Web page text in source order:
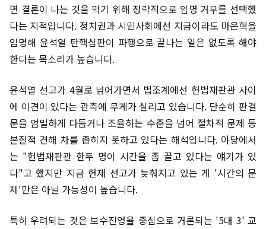
면 결론이 나는 것을 막기 위해 정략적으로 임명 거부를 선택했
다는 지적입니다. 정치권과 시민사회에선 지금이라도 마은혁을
임명해 윤석열 탄핵심판이 파행으로 끝나는 일은 없도록 해야
한다는 목소리가 높습니다.
윤석열 선고가 4월로 넘어가면서 법조계에선 헌법재판관 사이
에 이견이 있다는 관측에 무게가 실리고 있습니다. 단순히 판결
문을 엄밀하게 다듬거나 조율하는 수준을 넘어 절차적 문제 등
본질적 견해 차를 좁히지 못하고 있다는 해석입니다. 야당에서
는 "헌법재판관 한두 명이 시간을 좀 끌고 있다는 얘기가 있
다"고 했지만 지금 헌재 선고가 늦춰지고 있는 게 '시간의 문
제'만은 아닐 가능성이 높습니다.
특히 우려되는 것은 보수진영을 중심으로 거론되는 '5대 3' 교